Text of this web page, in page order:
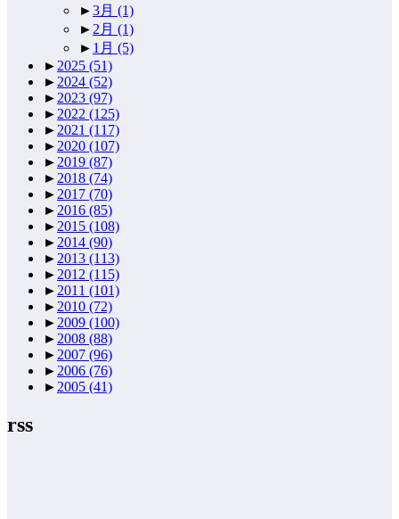
►3月 (1)
► 2月 (1)
► 1月 (5)
► 2025 (51)
► 2024 (52)
► 2023 (97)
► 2022 (125)
► 2021 (117)
► 2020 (107)
► 2019 (87)
► 2018 (74)
► 2017 (70)
► 2016 (85)
► 2015 (108)
► 2014 (90)
► 2013 (113)
► 2012 (115)
► 2011 (101)
► 2010 (72)
► 2009 (100)
► 2008 (88)
► 2007 (96)
► 2006 (76)
► 2005 (41)
rss